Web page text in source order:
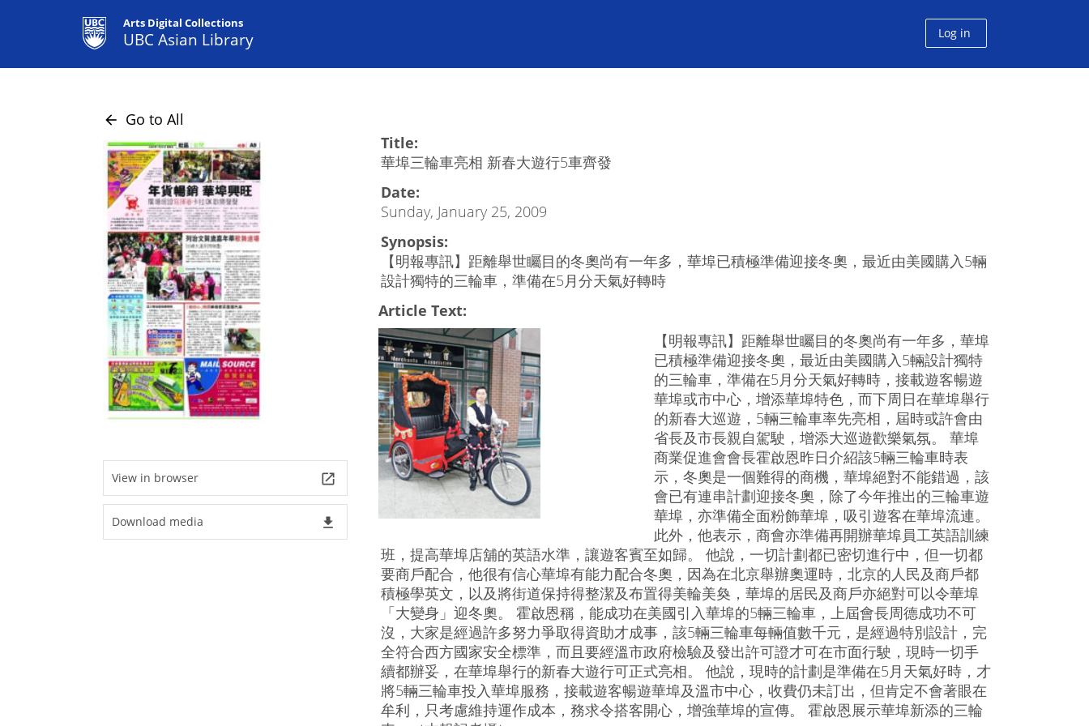
Arts Digital Collections
UBC Asian Library Log in
arrow_back Go to All
View in browser launch
Download media file_download
Title:
華埠三輪車亮相 新春大遊行5車齊發
Date:
Sunday, January 25, 2009
Synopsis:
【明報專訊】距離舉世矚目的冬奧尚有一年多，華埠已積極準備迎接冬奧，最近由美國購入5輛
設計獨特的三輪車，準備在5月分天氣好轉時
Article Text:
【明報專訊】距離舉世矚目的冬奧尚有一年多，華埠
已積極準備迎接冬奧，最近由美國購入5輛設計獨特
的三輪車，準備在5月分天氣好轉時，接載遊客暢遊
華埠或市中心，增添華埠特色，而下周日在華埠舉行
的新春大巡遊，5輛三輪車率先亮相，屆時或許會由
省長及市長親自駕駛，增添大巡遊歡樂氣氛。 華埠
商業促進會會長霍啟恩昨日介紹該5輛三輪車時表
示，冬奧是一個難得的商機，華埠絕對不能錯過，該
會已有連串計劃迎接冬奧，除了今年推出的三輪車遊
華埠，亦準備全面粉飾華埠，吸引遊客在華埠流連。
此外，他表示，商會亦準備再開辦華埠員工英語訓練
班，提高華埠店舖的英語水準，讓遊客賓至如歸。 他說，一切計劃都已密切進行中，但一切都
要商戶配合，他很有信心華埠有能力配合冬奧，因為在北京舉辦奧運時，北京的人民及商戶都
積極學英文，以及將街道保持得整潔及布置得美輪美奐，華埠的居民及商戶亦絕對可以令華埠
「大變身」迎冬奧。 霍啟恩稱，能成功在美國引入華埠的5輛三輪車，上屆會長周德成功不可
沒，大家是經過許多努力爭取得資助才成事，該5輛三輪車每輛值數千元，是經過特別設計，完
全符合西方國家安全標準，而且要經溫市政府檢驗及發出許可證才可在市面行駛，現時一切手
續都辦妥，在華埠舉行的新春大遊行可正式亮相。 他說，現時的計劃是準備在5月天氣好時，才
將5輛三輪車投入華埠服務，接載遊客暢遊華埠及溫市中心，收費仍未訂出，但肯定不會著眼在
牟利，只考慮維持運作成本，務求令搭客開心，增強華埠的宣傳。 霍啟恩展示華埠新添的三輪